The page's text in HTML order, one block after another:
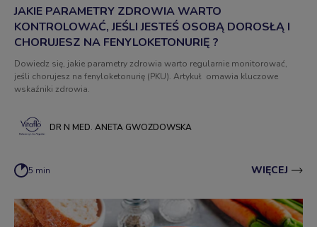
JAKIE PARAMETRY ZDROWIA WARTO
KONTROLOWAĆ, JEŚLI JESTEŚ OSOBĄ DOROSŁĄ I
CHORUJESZ NA FENYLOKETONURIĘ ?
Dowiedz się, jakie parametry zdrowia warto regularnie monitorować,
jeśli chorujesz na fenyloketonurię (PKU). Artykuł omawia kluczowe
wskaźniki zdrowia.
DR N MED. ANETA GWOZDOWSKA
5 min WIĘCEJ